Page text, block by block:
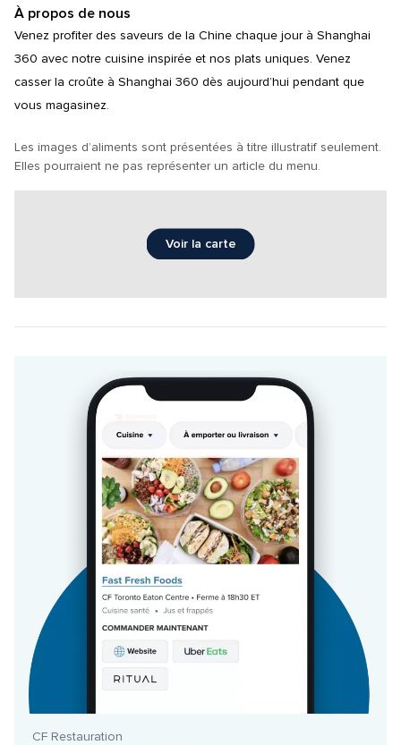
À propos de nous
Venez profiter des saveurs de la Chine chaque jour à Shanghai
360 avec notre cuisine inspirée et nos plats uniques. Venez
casser la croûte à Shanghai 360 dès aujourd’hui pendant que
vous magasinez.
Les images d’aliments sont présentées à titre illustratif seulement.
Elles pourraient ne pas représenter un article du menu.
Voir la carte
CF Restauration